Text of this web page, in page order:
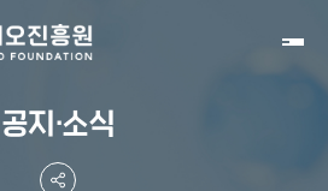
공지·소식